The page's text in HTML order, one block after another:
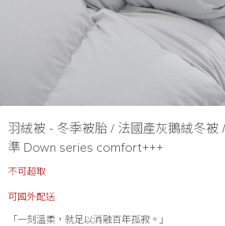
羽絨被 - 冬季被胎 / 法國產灰鵝絨冬被
準 Down series comfort+++
不可超取
可國外配送
「一刻溫柔，就足以消融百年孤寂。」